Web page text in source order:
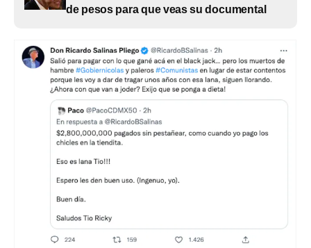
de pesos para que veas su documental